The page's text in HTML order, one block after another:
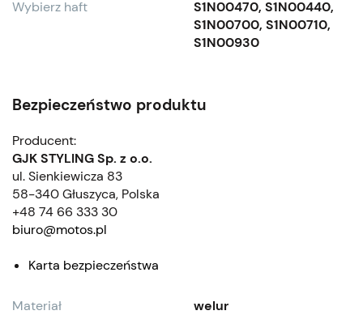
Wybierz haft
S1N00470, S1N00440,
S1N00700, S1N00710,
S1N00930
Bezpieczeństwo produktu
Producent:
GJK STYLING Sp. z o.o.
ul. Sienkiewicza 83
58-340 Głuszyca, Polska
+48 74 66 333 30
biuro@motos.pl
Karta bezpieczeństwa
Materiał
welur